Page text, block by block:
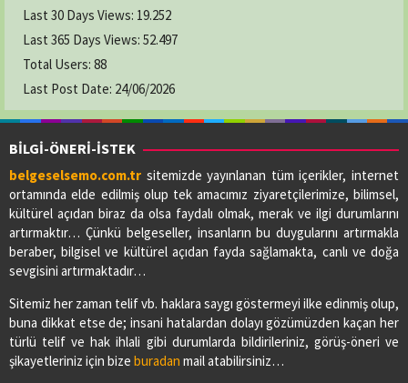
Last 30 Days Views: 19.252
Last 365 Days Views: 52.497
Total Users: 88
Last Post Date: 24/06/2026
BİLGİ-ÖNERİ-İSTEK
belgeselsemo.com.tr sitemizde yayınlanan tüm içerikler, internet
ortamında elde edilmiş olup tek amacımız ziyaretçilerimize, bilimsel,
kültürel açıdan biraz da olsa faydalı olmak, merak ve ilgi durumlarını
artırmaktır… Çünkü belgeseller, insanların bu duygularını artırmakla
beraber, bilgisel ve kültürel açıdan fayda sağlamakta, canlı ve doğa
sevgisini artırmaktadır…
Sitemiz her zaman telif vb. haklara saygı göstermeyi ilke edinmiş olup,
buna dikkat etse de; insani hatalardan dolayı gözümüzden kaçan her
türlü telif ve hak ihlali gibi durumlarda bildirileriniz, görüş-öneri ve
şikayetleriniz için bize buradan mail atabilirsiniz…